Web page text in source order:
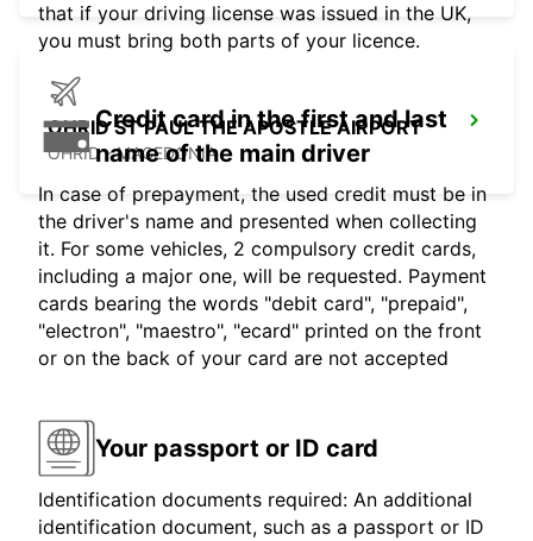
OHRID ST PAUL THE APOSTLE AIRPORT
OHRID - MACEDONIA
that if your driving license was issued in the UK,
you must bring both parts of your licence.
Credit card in the first and last
name of the main driver
In case of prepayment, the used credit must be in
the driver's name and presented when collecting
it. For some vehicles, 2 compulsory credit cards,
including a major one, will be requested. Payment
cards bearing the words "debit card", "prepaid",
"electron", "maestro", "ecard" printed on the front
or on the back of your card are not accepted
Your passport or ID card
Identification documents required: An additional
identification document, such as a passport or ID